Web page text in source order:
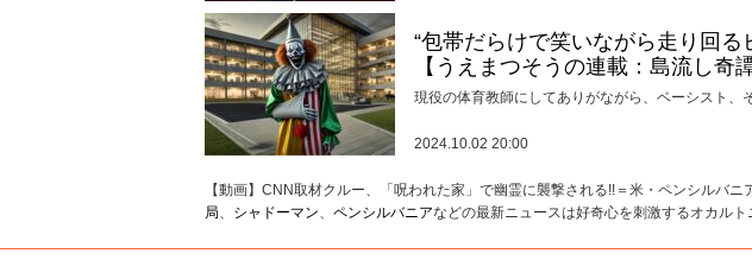
“包帯だらけで笑いながら走り回
【うえまつそうの連載：島流し奇譚
現役の体育教師にしてありがながら、ベーシスト、
2024.10.02 20:00
【動画】CNN取材クルー、「呪われた家」で幽霊に襲撃される!!＝米・ペンシルバニ
局、 シャドーマン、 ペンシルバニアなどの最新ニュースは好奇心を刺激するオカル